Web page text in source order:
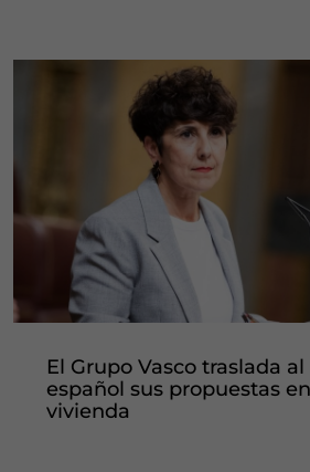
El Grupo Vasco traslada
español sus propuestas
vivienda